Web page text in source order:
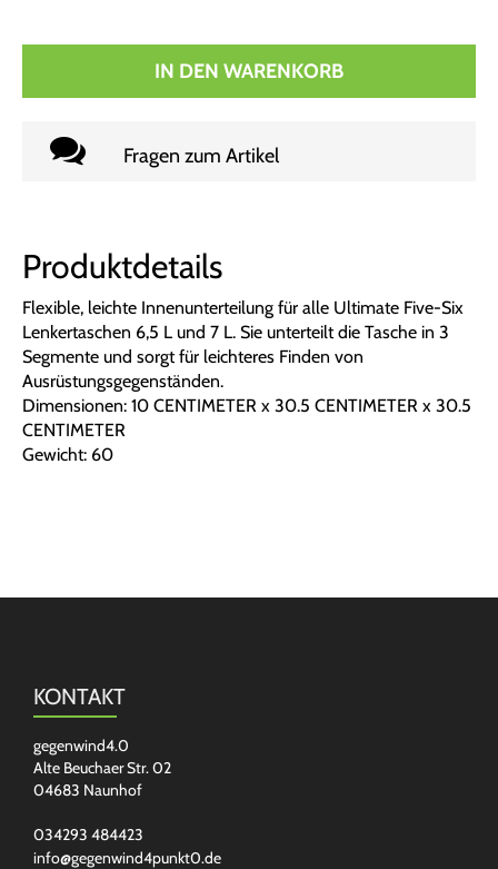
IN DEN WARENKORB
Fragen zum Artikel
Produktdetails
Flexible, leichte Innenunterteilung für alle Ultimate Five-Six
Lenkertaschen 6,5 L und 7 L. Sie unterteilt die Tasche in 3
Segmente und sorgt für leichteres Finden von
Ausrüstungsgegenständen.
Dimensionen: 10 CENTIMETER x 30.5 CENTIMETER x 30.5
CENTIMETER
Gewicht: 60
KONTAKT
gegenwind4.0
Alte Beuchaer Str. 02
04683 Naunhof
034293 484423
info@gegenwind4punkt0.de